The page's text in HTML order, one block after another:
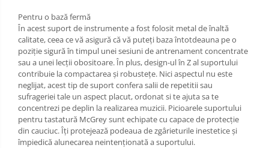
Pentru o bază fermă
În acest suport de instrumente a fost folosit metal de înaltă
calitate, ceea ce vă asigură că vă puteți baza întotdeauna pe o
poziție sigură în timpul unei sesiuni de antrenament concentrate
sau a unei lecții obositoare. În plus, design-ul în Z al suportului
contribuie la compactarea și robustețe. Nici aspectul nu este
neglijat, acest tip de suport confera salii de repetitii sau
sufrageriei tale un aspect placut, ordonat si te ajuta sa te
concentrezi pe deplin la realizarea muzicii. Picioarele suportului
pentru tastatură McGrey sunt echipate cu capace de protecție
din cauciuc. Îți protejează podeaua de zgârieturile inestetice și
împiedică alunecarea neintenționată a suportului.